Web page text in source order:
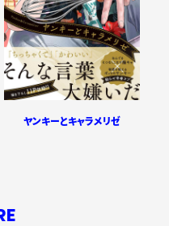
ヤンキーとキャラメリゼ